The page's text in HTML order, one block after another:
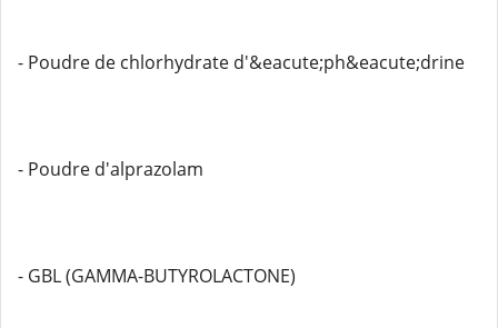
- Poudre de chlorhydrate d'&eacute;ph&eacute;drine
- Poudre d'alprazolam
- GBL (GAMMA-BUTYROLACTONE)